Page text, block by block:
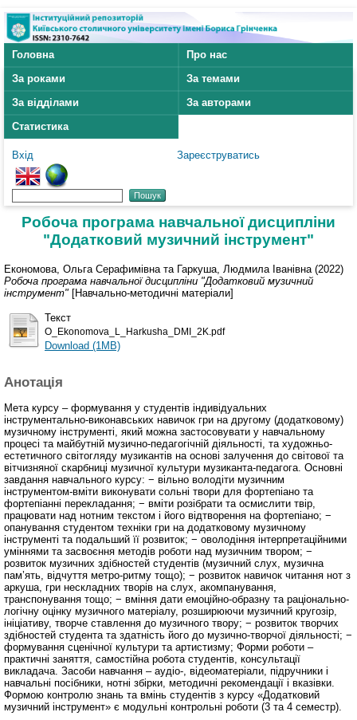
Головна
Про нас
За роками
За темами
За відділами
За авторами
Статистика
Вхід Зареєструватись
Робоча програма навчальної дисципліни
"Додатковий музичний інструмент"
Економова, Ольга Серафимівна та Гаркуша, Людмила Іванівна (2022)
Робоча програма навчальної дисципліни "Додатковий музичний
інструмент" [Навчально-методичні матеріали]
Текст
O_Ekonomova_L_Harkusha_DMI_2K.pdf
Download (1MB)
Анотація
Мета курсу – формування у студентів індивідуальних
інструментально-виконавських навичок гри на другому (додатковому)
музичному інструменті, який можна застосовувати у навчальному
процесі та майбутній музично-педагогічній діяльності, та художньо-
естетичного світогляду музикантів на основі залучення до світової та
вітчизняної скарбниці музичної культури музиканта-педагога. Основні
завдання навчального курсу: − вільно володіти музичним
інструментом-вміти виконувати сольні твори для фортепіано та
фортепіанні перекладання; − вміти розібрати та осмислити твір,
працювати над нотним текстом і його відтворення на фортепіано; −
опанування студентом техніки гри на додатковому музичному
інструменті та подальший її розвиток; − оволодіння інтерпретаційними
уміннями та засвоєння методів роботи над музичним твором; −
розвиток музичних здібностей студентів (музичний слух, музична
пам’ять, відчуття метро-ритму тощо); − розвиток навичок читання нот з
аркуша, гри нескладних творів на слух, акомпанування,
транспонування тощо; − вміння дати емоційно-образну та раціонально-
логічну оцінку музичного матеріалу, розширюючи музичний кругозір,
ініціативу, творче ставлення до музичного твору; − розвиток творчих
здібностей студента та здатність його до музично-творчої діяльності; −
формування сценічної культури та артистизму; Форми роботи –
практичні заняття, самостійна робота студентів, консультації
викладача. Засоби навчання – аудіо-, відеоматеріали, підручники і
навчальні посібники, нотні збірки, методичні рекомендації і вказівки.
Формою контролю знань та вмінь студентів з курсу «Додатковий
музичний інструмент» є модульні контрольні роботи (3 та 4 семестр).